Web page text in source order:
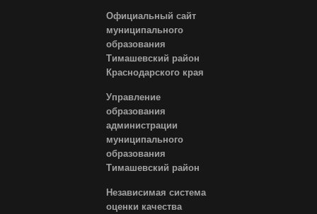
Официальный сайт
муниципального
образования
Тимашевский район
Краснодарского края
Управление
образования
администрации
муниципального
образования
Тимашевский район
Независимая система
оценки качества